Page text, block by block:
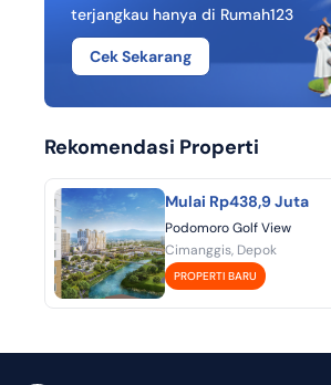
terjangkau hanya di Rumah123
Cek Sekarang
Rekomendasi Properti
Mulai Rp438,9 Juta
Podomoro Golf View
Cimanggis, Depok
PROPERTI BARU